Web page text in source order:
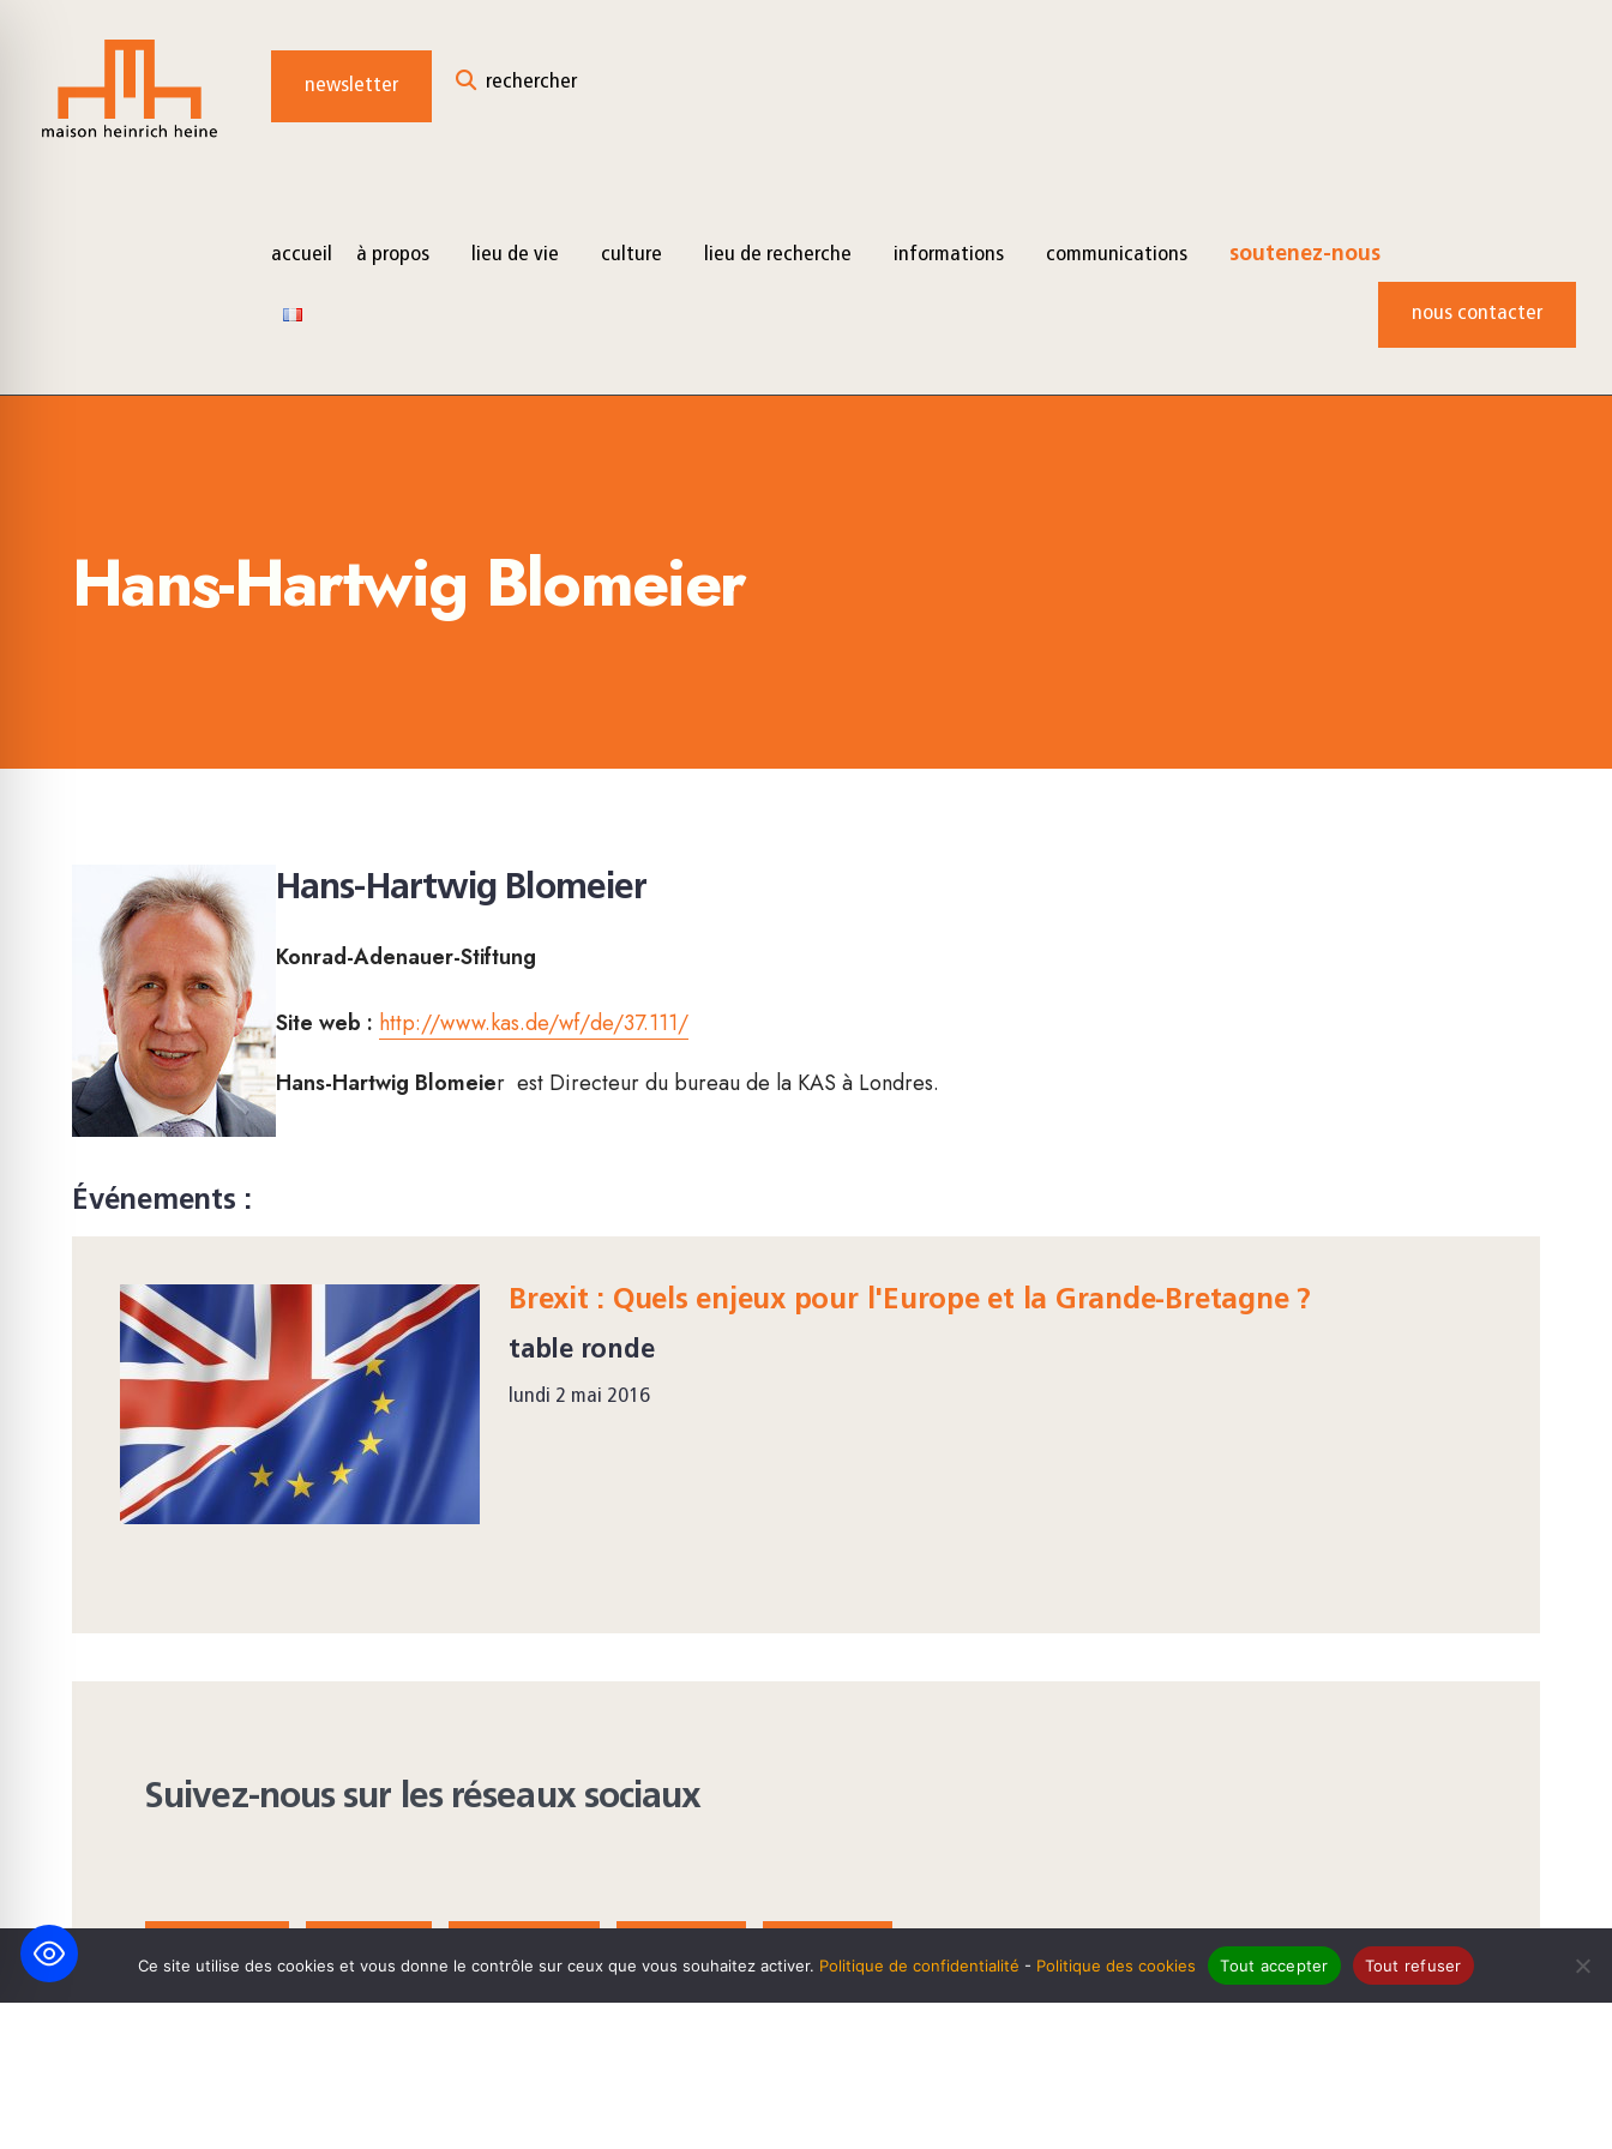
content
newsletter rechercher
accueil à propos lieu de vie culture lieu de recherche informations communications soutenez-nous
nous contacter
Hans-Hartwig Blomeier
Hans-Hartwig Blomeier
Konrad-Adenauer-Stiftung
Site web : http://www.kas.de/wf/de/37.111/
Hans-Hartwig Blomeier est Directeur du bureau de la KAS à Londres.
Événements :
Brexit : Quels enjeux pour l'Europe et la Grande-Bretagne ?
table ronde
lundi 2 mai 2016
Suivez-nous sur les réseaux sociaux
Ce site utilise des cookies et vous donne le contrôle sur ceux que vous souhaitez activer. Politique de confidentialité - Politique des cookies Tout accepter Tout refuser